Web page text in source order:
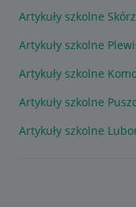
Artykuły szkolne
Artykuły szkolne
Artykuły szkolne
Artykuły szkolne
Artykuły szkolne